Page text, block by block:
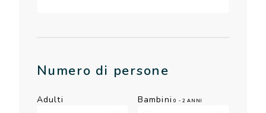
Numero di persone
Adulti Bambini 0 - 2 ANNI